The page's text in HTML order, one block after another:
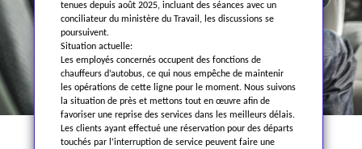
tenues depuis août 2025, incluant des séances avec un
conciliateur du ministère du Travail, les discussions se
poursuivent.
Situation actuelle:
Les employés concernés occupent des fonctions de
chauffeurs d’autobus, ce qui nous empêche de maintenir
les opérations de cette ligne pour le moment. Nous suivons
la situation de près et mettons tout en œuvre afin de
favoriser une reprise des services dans les meilleurs délais.
Les clients ayant effectué une réservation pour des départs
touchés par l’interruption de service peuvent faire une